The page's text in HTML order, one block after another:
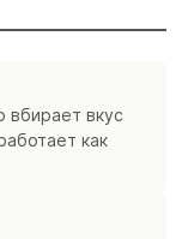
вбирает вкус
как